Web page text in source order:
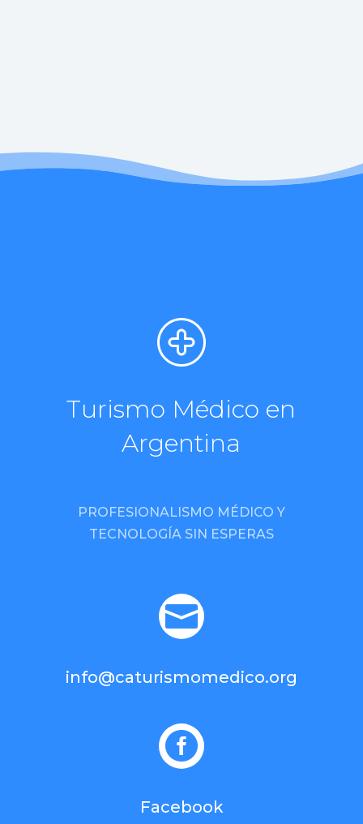
Turismo Médico en
Argentina
PROFESIONALISMO MÉDICO Y
TECNOLOGÍA SIN ESPERAS

info@caturismomedico.org

Facebook